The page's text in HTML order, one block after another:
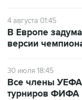
4 августа 01:45
В Европе
версии
30 июля 18:45
Все члены УЕФА
турниров ФИФА